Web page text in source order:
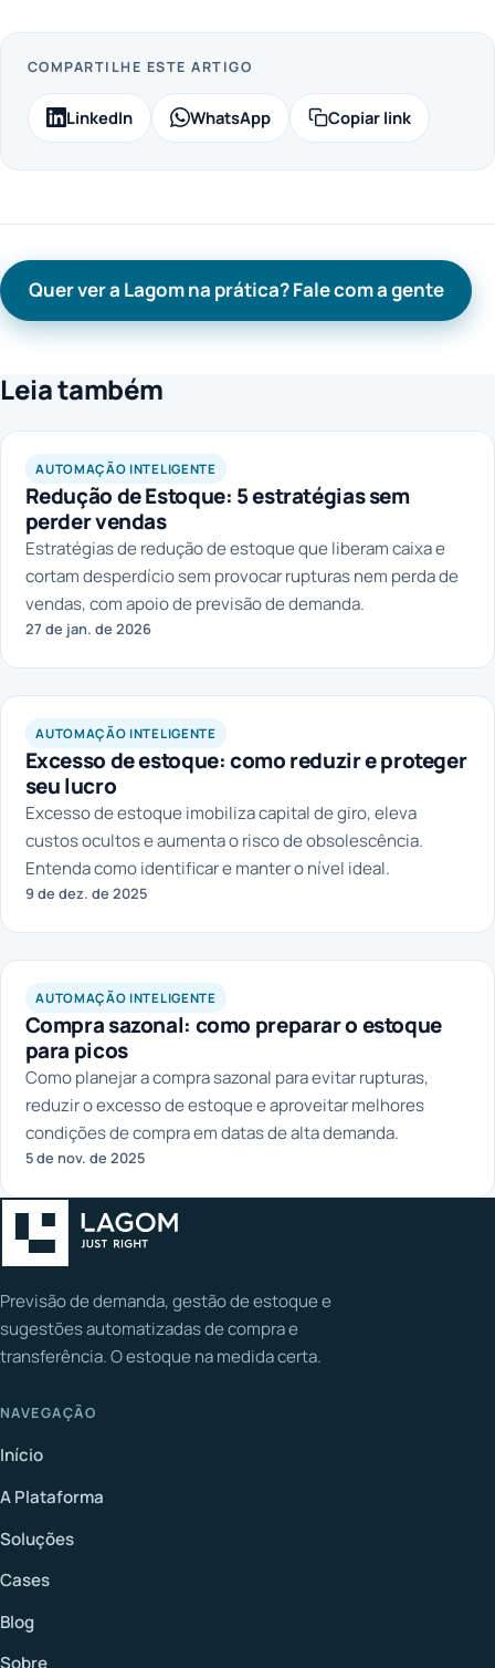
COMPARTILHE ESTE ARTIGO
LinkedIn WhatsApp Copiar link
Quer ver a Lagom na prática? Fale com a gente
Leia também
AUTOMAÇÃO INTELIGENTE
Redução de Estoque: 5 estratégias sem
perder vendas
Estratégias de redução de estoque que liberam caixa e
cortam desperdício sem provocar rupturas nem perda de
vendas, com apoio de previsão de demanda.
27 de jan. de 2026
AUTOMAÇÃO INTELIGENTE
Excesso de estoque: como reduzir e proteger
seu lucro
Excesso de estoque imobiliza capital de giro, eleva
custos ocultos e aumenta o risco de obsolescência.
Entenda como identificar e manter o nível ideal.
9 de dez. de 2025
AUTOMAÇÃO INTELIGENTE
Compra sazonal: como preparar o estoque
para picos
Como planejar a compra sazonal para evitar rupturas,
reduzir o excesso de estoque e aproveitar melhores
condições de compra em datas de alta demanda.
5 de nov. de 2025
Previsão de demanda, gestão de estoque e
sugestões automatizadas de compra e
transferência. O estoque na medida certa.
NAVEGAÇÃO
Início
A Plataforma
Soluções
Cases
Blog